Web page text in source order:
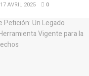
17 AVRIL 2025 0